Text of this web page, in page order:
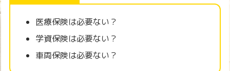
医療保険は必要ない？
学資保険は必要ない？
車両保険は必要ない？